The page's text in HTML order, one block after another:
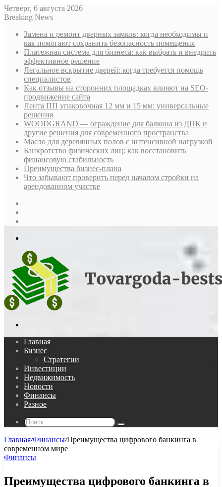
Четверг, 6 августа 2026
Breaking News
Замена и ремонт дверных замков: когда необходимы и
как помогают сохранить безопасность помещения
Платежная система для бизнеса: как выбрать и внедрить
эффективное решение
Легальное вскрытие дверей: когда требуется помощь
специалистов
Как отзывы на сторонних площадках влияют на SEO-
продвижение сайта
Лента ПП упаковочная 12 мм и 15 мм: универсальные
решения
WOODGRAND — ограждение для балкона из ДПК и
другие решения для современного пространства
Масло для деревянных полов с интенсивной нагрузкой
Банкротство физических лиц: как восстановить
финансовую стабильность
Преимущества бизнес-плана
Что забывают проверить перед началом стройки на
арендованном участке
Главная
Бизнес
Стратегии
Инвестиции
Недвижимость
Новости
Финансы
Разное
Поиск...
Главная/Финансы/Преимущества цифрового банкинга в
современном мире
Финансы
Преимущества цифрового банкинга в